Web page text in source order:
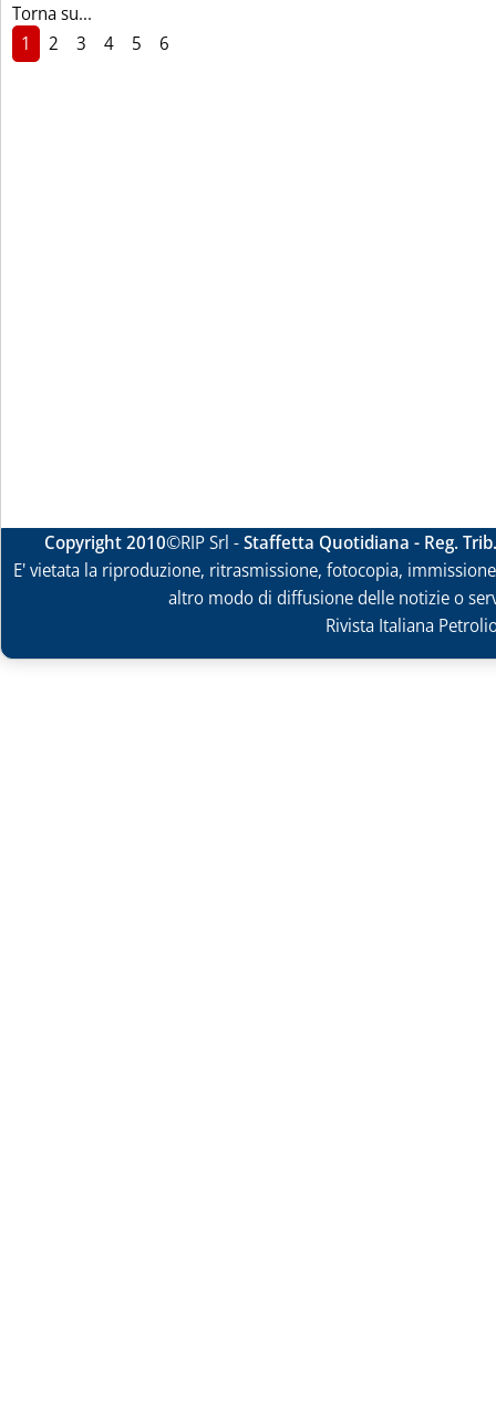
Torna su...
1
2 3 4 5 6
Copyright 2010©RIP Srl -Staffetta Quotidiana - Reg.
E' vietata la riproduzione, ritrasmissione, fotocopia,
altro modo di diffusione delle notizie o
Rivista Italiana